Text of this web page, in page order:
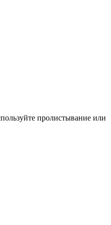
пролистывание или